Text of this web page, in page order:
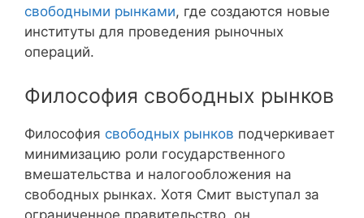
свободными рынками, где создаются новые
институты для проведения рыночных
операций.
Философия свободных рынков
Философия свободных рынков подчеркивает
минимизацию роли государственного
вмешательства и налогообложения на
свободных рынках. Хотя Смит выступал за
ограниченное правительство, он